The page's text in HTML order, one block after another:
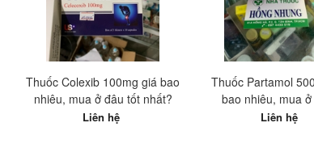
Thuốc Colexib 100mg giá bao
nhiêu, mua ở đâu tốt nhất?
Liên hệ
Thuốc Partamol
bao nhiêu, mua
Liên hệ